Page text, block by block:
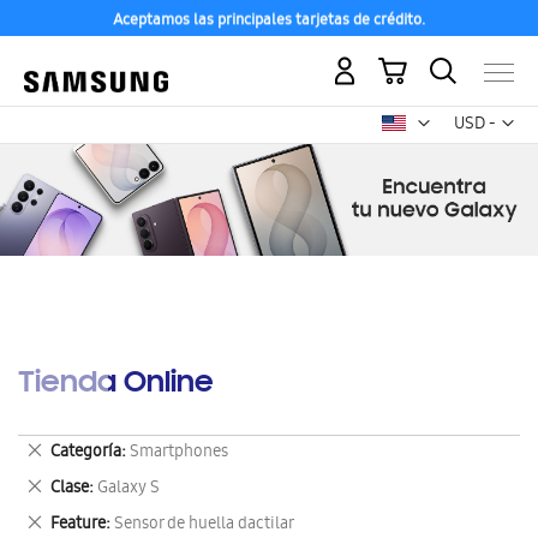
Aceptamos las principales tarjetas de crédito.
USD -
dólar
Mi carrito
Tienda Online
Categoría Smartphones
Eliminar
este
artículo
Clase Galaxy S
Eliminar
este
Feature Sensor de huella dactilar
Eliminar